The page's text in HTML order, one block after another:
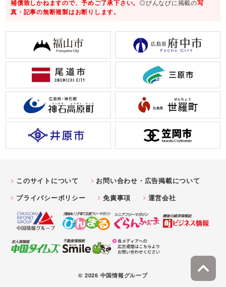
補償致しかねますので、予めご了承下さい。◎びんなびに掲載の写
真・記事の無断複製はお断りします。
このサイトについて
お問い合わせ・広告掲載について
プライバシーポリシー
免責事項 運営会社
© 2026 中国情報グループ